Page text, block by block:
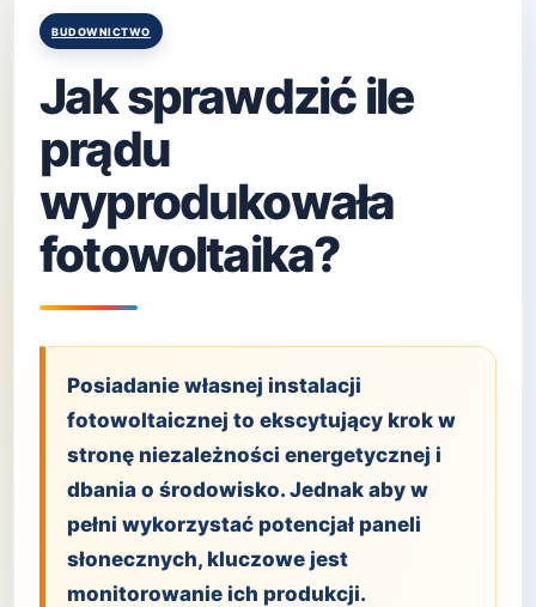
Posted
BUDOWNICTWO
Jak sprawdzić ile
prądu
wyprodukowała
fotowoltaika?
Posiadanie własnej instalacji
fotowoltaicznej to ekscytujący krok w
stronę niezależności energetycznej i
dbania o środowisko. Jednak aby w
pełni wykorzystać potencjał paneli
słonecznych, kluczowe jest
monitorowanie ich produkcji.